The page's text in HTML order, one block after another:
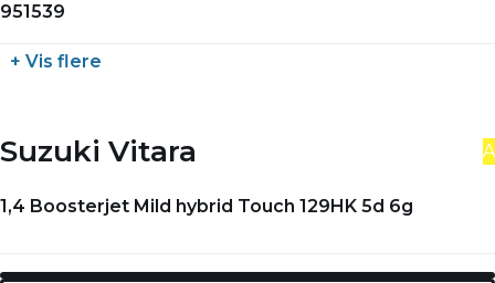
951539
+ Vis flere
Suzuki Vitara
1,4 Boosterjet Mild hybrid Touch 129HK 5d 6g
A